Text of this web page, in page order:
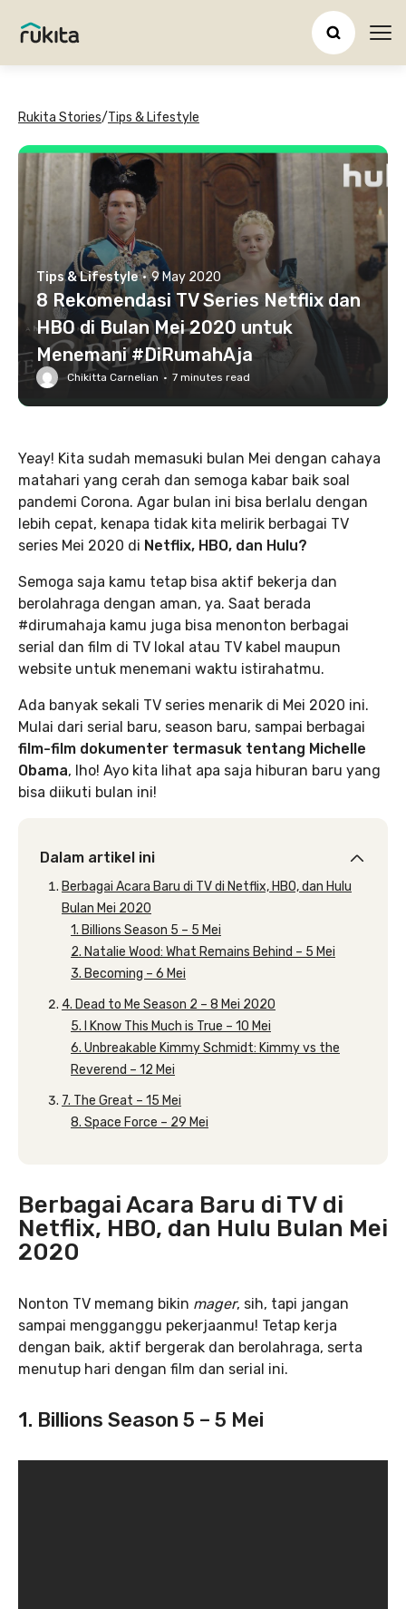
Rukita Stories/Tips & Lifestyle
Tips & Lifestyle · 9 May 2020
8 Rekomendasi TV Series Netflix dan
HBO di Bulan Mei 2020 untuk
Menemani #DiRumahAja
Chikitta Carnelian · 7 minutes read
Yeay! Kita sudah memasuki bulan Mei dengan cahaya
matahari yang cerah dan semoga kabar baik soal
pandemi Corona. Agar bulan ini bisa berlalu dengan
lebih cepat, kenapa tidak kita melirik berbagai TV
series Mei 2020 di Netflix, HBO, dan Hulu?
Semoga saja kamu tetap bisa aktif bekerja dan
berolahraga dengan aman, ya. Saat berada
#dirumahaja kamu juga bisa menonton berbagai
serial dan film di TV lokal atau TV kabel maupun
website untuk menemani waktu istirahatmu.
Ada banyak sekali TV series menarik di Mei 2020 ini.
Mulai dari serial baru, season baru, sampai berbagai
film-film dokumenter termasuk tentang Michelle
Obama, lho! Ayo kita lihat apa saja hiburan baru yang
bisa diikuti bulan ini!
Dalam artikel ini
Berbagai Acara Baru di TV di Netflix, HBO, dan Hulu
Bulan Mei 2020
1. Billions Season 5 – 5 Mei
2. Natalie Wood: What Remains Behind – 5 Mei
3. Becoming – 6 Mei
4. Dead to Me Season 2 – 8 Mei 2020
5. I Know This Much is True – 10 Mei
6. Unbreakable Kimmy Schmidt: Kimmy vs the
Reverend – 12 Mei
7. The Great – 15 Mei
8. Space Force – 29 Mei
Berbagai Acara Baru di TV di
Netflix, HBO, dan Hulu Bulan Mei
2020
Nonton TV memang bikin mager, sih, tapi jangan
sampai mengganggu pekerjaanmu! Tetap kerja
dengan baik, aktif bergerak dan berolahraga, serta
menutup hari dengan film dan serial ini.
1. Billions Season 5 – 5 Mei